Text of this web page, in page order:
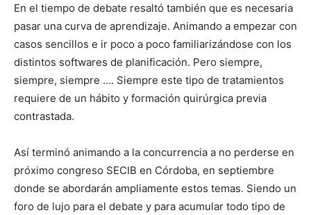
En el tiempo de debate resaltó también que es necesaria
pasar una curva de aprendizaje. Animando a empezar con
casos sencillos e ir poco a poco familiarizándose con los
distintos softwares de planificación. Pero siempre,
siempre, siempre …. Siempre este tipo de tratamientos
requiere de un hábito y formación quirúrgica previa
contrastada.
Así terminó animando a la concurrencia a no perderse en
próximo congreso SECIB en Córdoba, en septiembre
donde se abordarán ampliamente estos temas. Siendo un
foro de lujo para el debate y para acumular todo tipo de